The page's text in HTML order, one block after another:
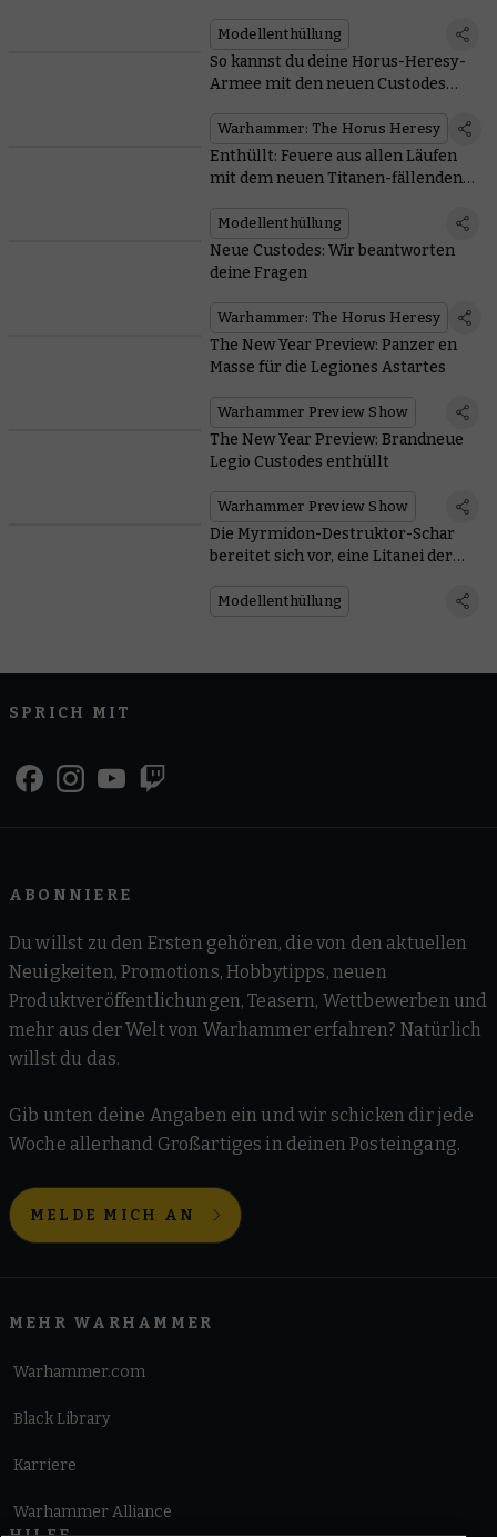
Modellenthüllung
So kannst du deine Horus-Heresy-
Armee mit den neuen Custodes
Warhammer: The Horus Heresy
Enthüllt: Feuere aus allen Läufen
mit dem neuen Titanen-fällenden
Modellenthüllung
Neue Custodes: Wir beantworten
deine Fragen
Warhammer: The Horus Heresy
The New Year Preview: Panzer en
Masse für die Legiones Astartes
Warhammer Preview Show
The New Year Preview: Brandneue
Legio Custodes enthüllt
Warhammer Preview Show
Die Myrmidon-Destruktor-Schar
bereitet sich vor, eine Litanei der
Modellenthüllung
SPRICH MIT
ABONNIERE
Du willst zu den Ersten gehören, die von den aktuellen
Neuigkeiten, Promotions, Hobbytipps, neuen
Produktveröffentlichungen, Teasern, Wettbewerben und
mehr aus der Welt von Warhammer erfahren? Natürlich
willst du das.
Gib unten deine Angaben ein und wir schicken dir jede
Woche allerhand Großartiges in deinen Posteingang.
MELDE MICH AN
MEHR WARHAMMER
Warhammer.com
Black Library
Karriere
Warhammer Alliance